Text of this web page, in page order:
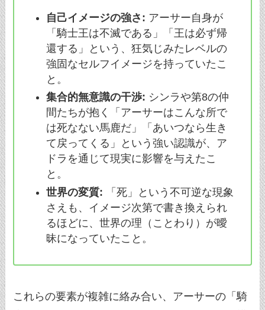
自己イメージの強さ: アーサー自身が
「騎士王は不滅である」「王は必ず帰
還する」という、狂気じみたレベルの
強固なセルフイメージを持っていたこ
と。
集合的無意識の干渉: シンラや第8の仲
間たちが抱く「アーサーはこんな所で
は死なない馬鹿だ」「あいつなら生き
て戻ってくる」という強い認識が、ア
ドラを通じて現実に影響を与えたこ
と。
世界の変質: 「死」という不可逆な現象
さえも、イメージ次第で書き換えられ
るほどに、世界の理（ことわり）が曖
昧になっていたこと。
これらの要素が複雑に絡み合い、アーサーの「騎